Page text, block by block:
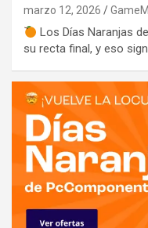
marzo 12, 2026
Los Días Naranjas
su recta final, y eso